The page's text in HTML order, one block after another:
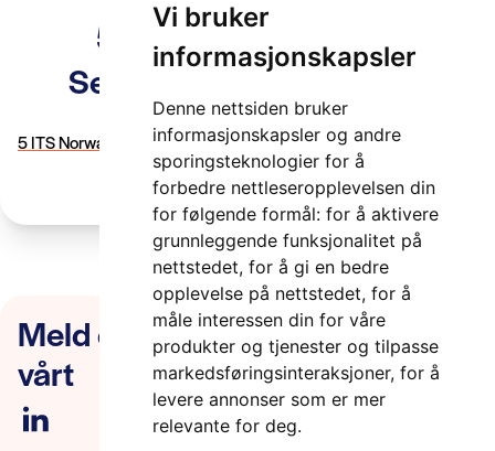
Vi bruker
informasjonskapsler
Denne nettsiden bruker
informasjonskapsler og andre
sporingsteknologier for å
forbedre nettleseropplevelsen din
for følgende formål: for å aktivere
grunnleggende funksjonalitet på
nettstedet, for å gi en bedre
opplevelse på nettstedet, for å
måle interessen din for våre
produkter og tjenester og tilpasse
markedsføringsinteraksjoner, for å
levere annonser som er mer
relevante for deg.
5 ITS Norway 110221
Selvstyrt luftfart kommer
2 minutter
5 ITS Norway 110221 Selvstyrt luftfart kommer
Meld deg på nyhetsbrevet
vårt